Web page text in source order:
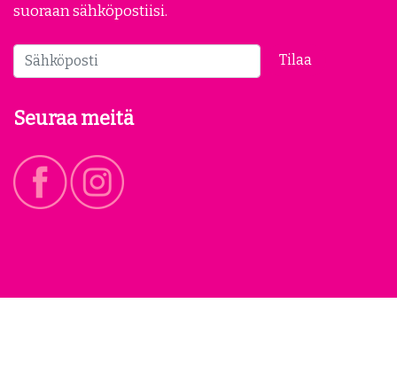
suoraan sähköpostiisi.
Tilaa
Seuraa meitä